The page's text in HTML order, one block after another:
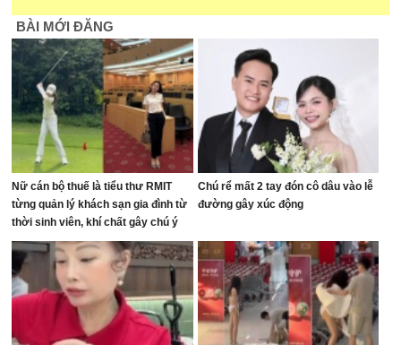
BÀI MỚI ĐĂNG
Nữ cán bộ thuế là tiểu thư RMIT
từng quản lý khách sạn gia đình từ
thời sinh viên, khí chất gây chú ý
trên sân golf
Chú rể mất 2 tay đón cô dâu vào lễ
đường gây xúc động